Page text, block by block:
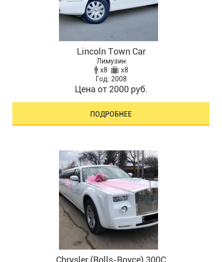
Lincоln Tоwn Саr
Лимузин
x8
x8
Год: 2008
Цена от 2000 руб.
ПОДРОБНЕЕ
Chrysler (Rolls-Royce) 300C